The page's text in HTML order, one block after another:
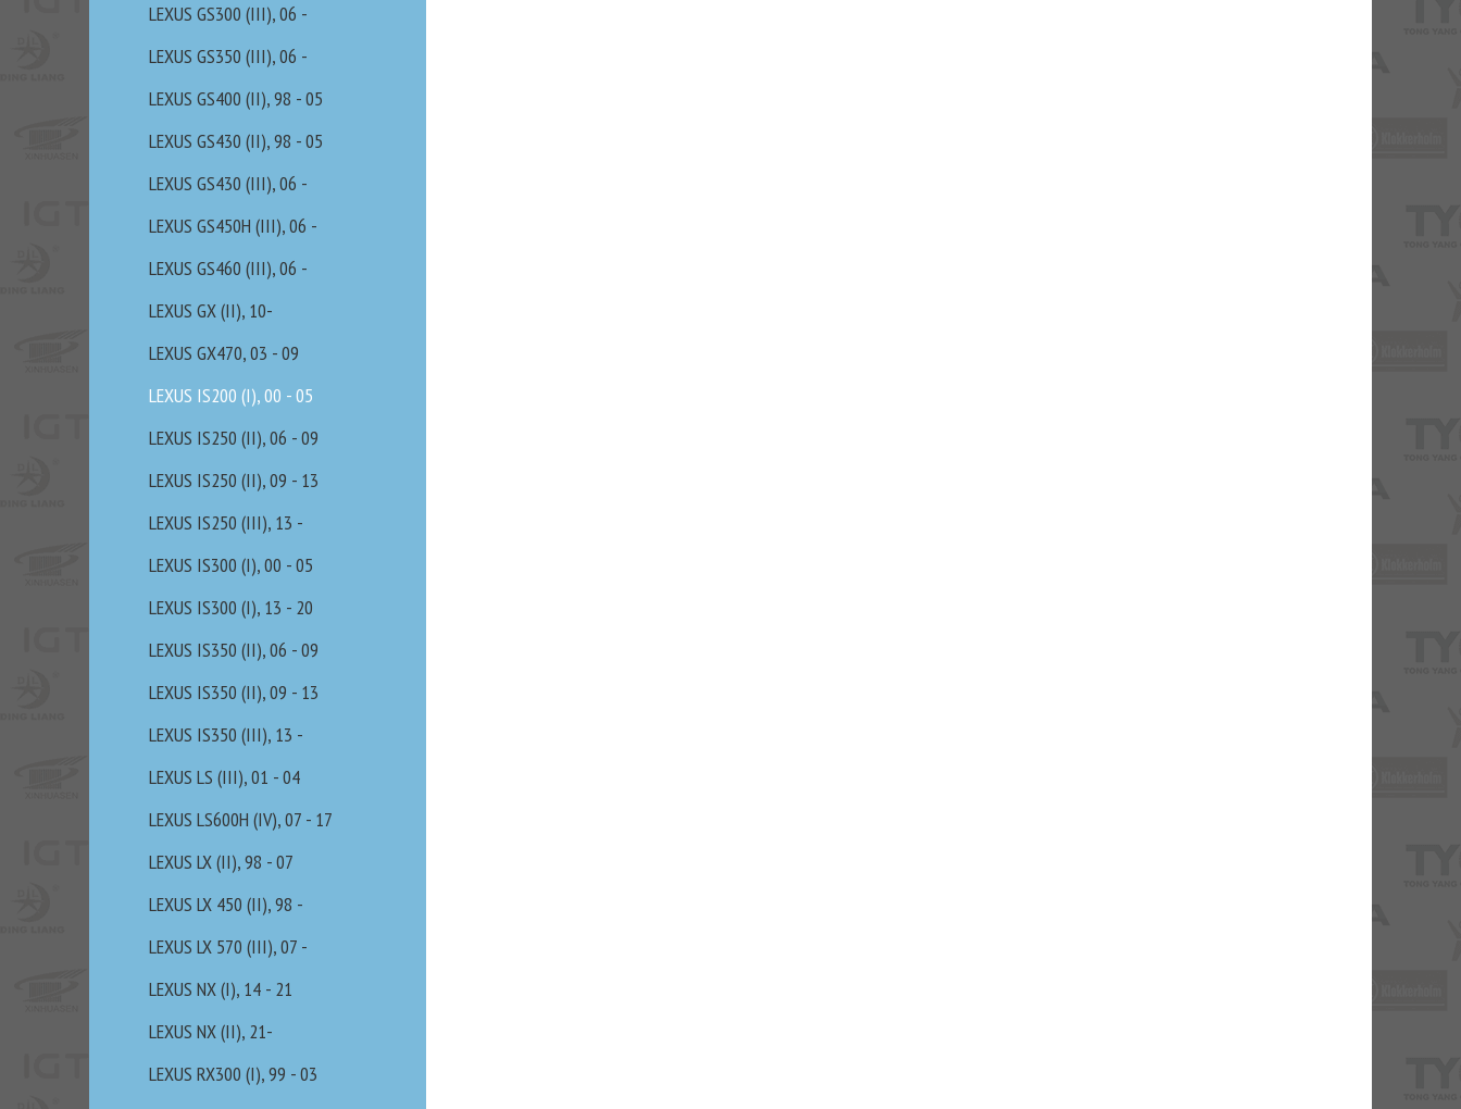
LEXUS GS300 (III), 06 -
LEXUS GS350 (III), 06 -
LEXUS GS400 (II), 98 - 05
LEXUS GS430 (II), 98 - 05
LEXUS GS430 (III), 06 -
LEXUS GS450H (III), 06 -
LEXUS GS460 (III), 06 -
LEXUS GX (II), 10-
LEXUS GX470, 03 - 09
LEXUS IS200 (I), 00 - 05
LEXUS IS250 (II), 06 - 09
LEXUS IS250 (II), 09 - 13
LEXUS IS250 (III), 13 -
LEXUS IS300 (I), 00 - 05
LEXUS IS300 (I), 13 - 20
LEXUS IS350 (II), 06 - 09
LEXUS IS350 (II), 09 - 13
LEXUS IS350 (III), 13 -
LEXUS LS (III), 01 - 04
LEXUS LS600H (IV), 07 - 17
LEXUS LX (II), 98 - 07
LEXUS LX 450 (II), 98 -
LEXUS LX 570 (III), 07 -
LEXUS NX (I), 14 - 21
LEXUS NX (II), 21-
LEXUS RX300 (I), 99 - 03